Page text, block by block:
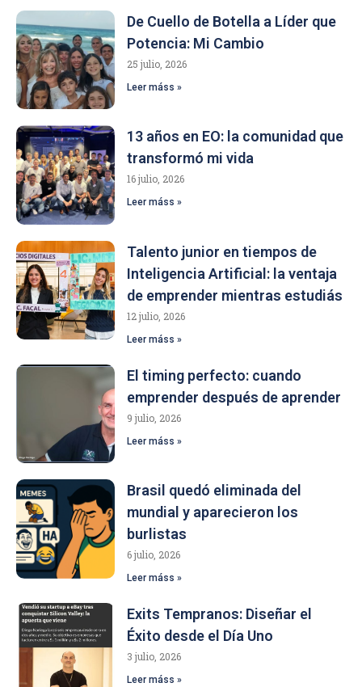
De Cuello de Botella a Líder que
Potencia: Mi Cambio
25 julio, 2026
Leer máss »
13 años en EO: la comunidad que
transformó mi vida
16 julio, 2026
Leer máss »
Talento junior en tiempos de
Inteligencia Artificial: la ventaja
de emprender mientras estudiás
12 julio, 2026
Leer máss »
El timing perfecto: cuando
emprender después de aprender
9 julio, 2026
Leer máss »
Brasil quedó eliminada del
mundial y aparecieron los
burlistas
6 julio, 2026
Leer máss »
Exits Tempranos: Diseñar el
Éxito desde el Día Uno
3 julio, 2026
Leer máss »